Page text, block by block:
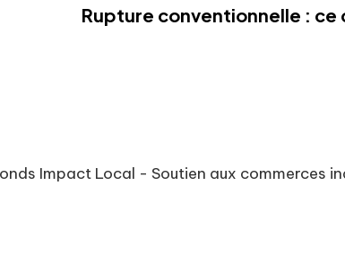
Rupture conventionnelle : ce
Impact Local - Soutien aux commerces